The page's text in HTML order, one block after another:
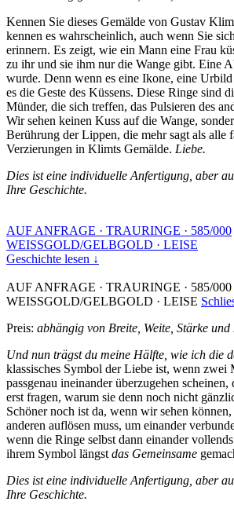
Kennen Sie dieses Gemälde von Gustav
kennen es wahrscheinlich, auch wenn Sie
erinnern. Es zeigt, wie ein Mann eine Frau
zu ihr und sie ihm nur die Wange gibt. Eine
wurde. Denn wenn es eine Ikone, eine
es die Geste des Küssens. Diese Ringe sind
Münder, die sich treffen, das Pulsieren des
Wir sehen keinen Kuss auf die Wange,
Berührung der Lippen, die mehr sagt als alle
Verzierungen in Klimts Gemälde. Liebe.
Dies ist eine individuelle Anfertigung, aber
Ihre Geschichte.
AUF ANFRAGE · TRAURINGE · 585/000
WEISSGOLD/GELBGOLD · LEISE
Geschichte lesen ↓
AUF ANFRAGE · TRAURINGE · 585/000
WEISSGOLD/GELBGOLD · LEISE
Preis: abhängig von Breite, Weite, Stärke
Und nun trägst du meine Hälfte, wie ich die
klassisches Symbol der Liebe ist, wenn zwei
passgenau ineinander überzugehen
erst fragen, warum sie denn noch nicht
Schöner noch ist da, wenn wir sehen
anderen auflösen muss, um einander
wenn die Ringe selbst dann einander
ihrem Symbol längst das Gemeinsame
Dies ist eine individuelle Anfertigung, aber
Ihre Geschichte.